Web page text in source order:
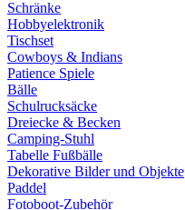
Schränke
Hobbyelektronik
Tischset
Cowboys & Indians
Patience Spiele
Bälle
Schulrucksäcke
Dreiecke & Becken
Camping-Stuhl
Tabelle Fußbälle
Dekorative Bilder und Objekte
Paddel
Fotoboot-Zubehör